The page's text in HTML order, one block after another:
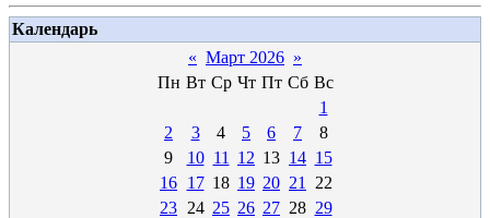
Календарь
« Март 2026 »
Пн Вт Ср Чт Пт Сб Вс
1
2
3 4 5 6 7
8
9
10 11 12 13 14 15
16 17 18 19 20 21
22
23 24 25 26 27 28 29